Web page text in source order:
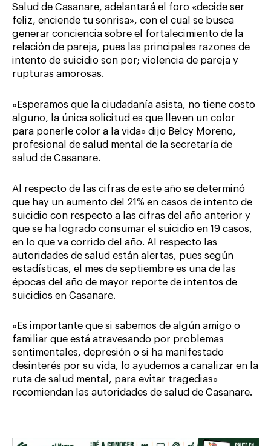
Salud de Casanare, adelantará el foro «decide ser
feliz, enciende tu sonrisa», con el cual se busca
generar conciencia sobre el fortalecimiento de la
relación de pareja, pues las principales razones de
intento de suicidio son por; violencia de pareja y
rupturas amorosas.
«Esperamos que la ciudadanía asista, no tiene costo
alguno, la única solicitud es que lleven un color
para ponerle color a la vida» dijo Belcy Moreno,
profesional de salud mental de la secretaría de
salud de Casanare.
Al respecto de las cifras de este año se determinó
que hay un aumento del 21% en casos de intento de
suicidio con respecto a las cifras del año anterior y
que se ha logrado consumar el suicidio en 19 casos,
en lo que va corrido del año. Al respecto las
autoridades de salud están alertas, pues según
estadísticas, el mes de septiembre es una de las
épocas del año de mayor reporte de intentos de
suicidios en Casanare.
«Es importante que si sabemos de algún amigo o
familiar que está atravesando por problemas
sentimentales, depresión o si ha manifestado
desinterés por su vida, lo ayudemos a canalizar en la
ruta de salud mental, para evitar tragedias»
recomiendan las autoridades de salud de Casanare.